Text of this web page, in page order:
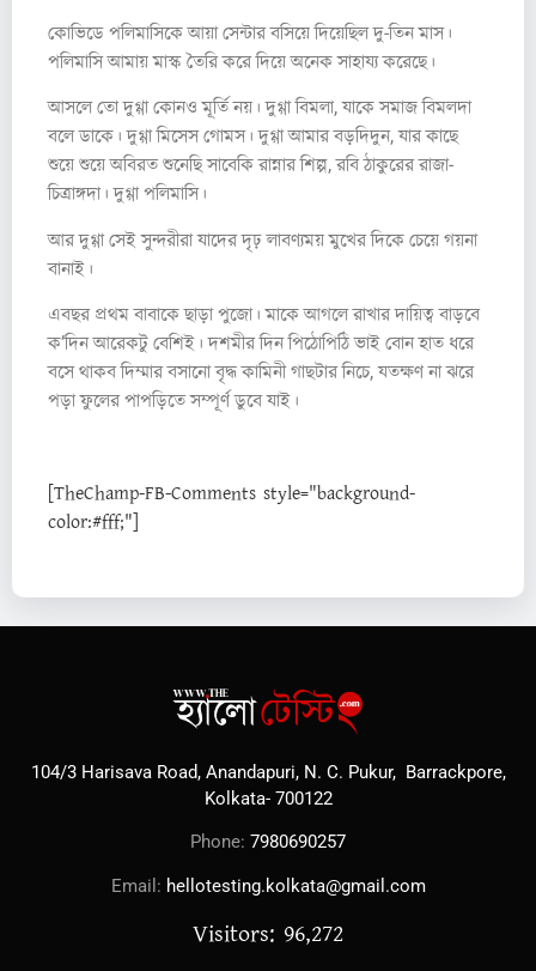
কোভিডে পলিমাসিকে আয়া সেন্টার‌ বসিয়ে দিয়েছিল দু-তিন মাস।
পলিমাসি আমায় মাস্ক তৈরি করে দিয়ে অনেক সাহায্য করেছে।
আসলে তো দুগ্গা কোনও মূর্তি নয়। দুগ্গা বিমলা, যাকে সমাজ বিমলদা
বলে ডাকে। দুগ্গা মিসেস গোমস। দুগ্গা আমার বড়দিদুন, যার কাছে
শুয়ে শুয়ে অবিরত শুনেছি সাবেকি রান্নার শিল্প, রবি ঠাকুরের রাজা-
চিত্রাঙ্গদা। দুগ্গা পলিমাসি।
আর দুগ্গা সেই সুন্দরীরা যাদের দৃঢ় লাবণ্যময় মুখের দিকে চেয়ে গয়না
বানাই।
এবছর প্রথম বাবাকে ছাড়া পুজো। মাকে আগলে রাখার দায়িত্ব বাড়বে
ক’দিন আরেকটু বেশিই। দশমীর দিন পিঠোপিঠি ভাই বোন হাত ধরে
বসে থাকব দিম্মার বসানো বৃদ্ধ কামিনী গাছটার নিচে, যতক্ষণ না ঝরে
পড়া ফুলের পাপড়িতে সম্পূর্ণ ডুবে যাই।
[TheChamp-FB-Comments style="background-
color:#fff;"]
104/3 Harisava Road, Anandapuri, N. C. Pukur, Barrackpore,
Kolkata- 700122
Phone: 7980690257
Email: hellotesting.kolkata@gmail.com
Visitors: 96,272